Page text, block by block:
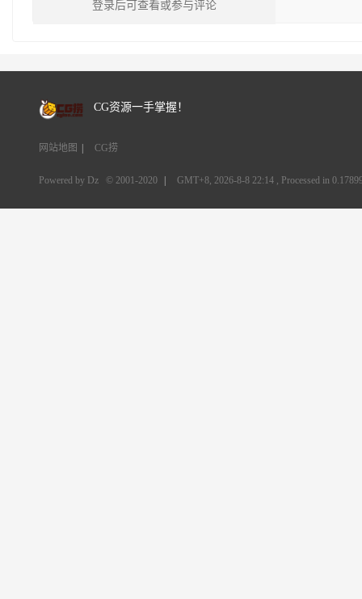
登录后可查看或参与评论
CG资源一手掌握！
网站地图 CG捞
Powered by Dz © 2001-2020 GMT+8, 2026-8-8 22:14 , Processed in